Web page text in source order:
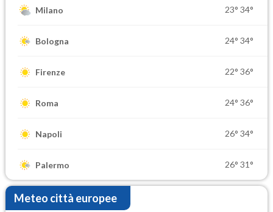
Milano 23° 34°
Bologna 24° 34°
Firenze 22° 36°
Roma 24° 36°
Napoli 26° 34°
Palermo 26° 31°
Meteo città europee